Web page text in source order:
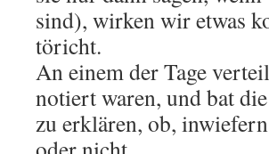
sind), wirken wir etwas
töricht.
An einem der Tage
notiert waren, und bat
zu erklären, ob,